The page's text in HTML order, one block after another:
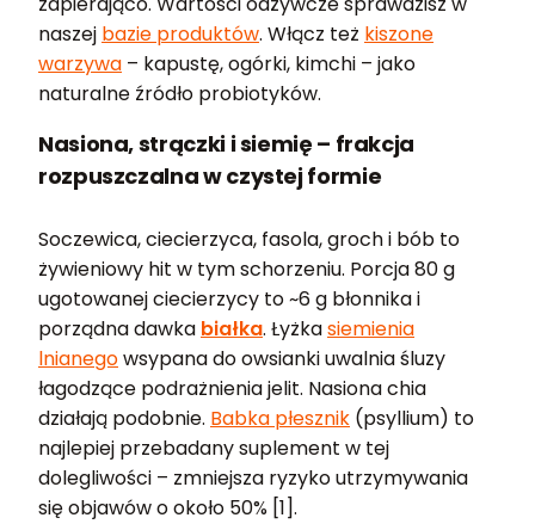
naszej bazie produktów. Włącz też kiszone
warzywa – kapustę, ogórki, kimchi – jako
naturalne źródło probiotyków.
Nasiona, strączki i siemię – frakcja
rozpuszczalna w czystej formie
Soczewica, ciecierzyca, fasola, groch i bób to
żywieniowy hit w tym schorzeniu. Porcja 80 g
ugotowanej ciecierzycy to ~6 g błonnika i
porządna dawka białka. Łyżkasiemienia
lnianegowsypana do owsianki uwalnia śluzy
łagodzące podrażnienia jelit. Nasiona chia
działają podobnie. Babka płesznik (psyllium) to
najlepiej przebadany suplement w tej
dolegliwości – zmniejsza ryzyko utrzymywania
się objawów o około 50% [1].